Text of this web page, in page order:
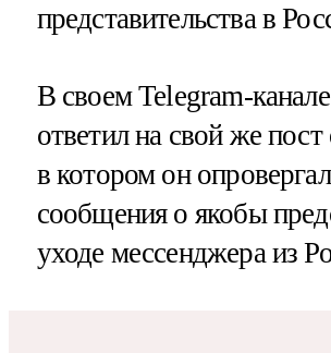
представительства в
В своем Telegram-
ответил на свой же
в котором он опровергал
сообщения о якобы
уходе мессенджера из